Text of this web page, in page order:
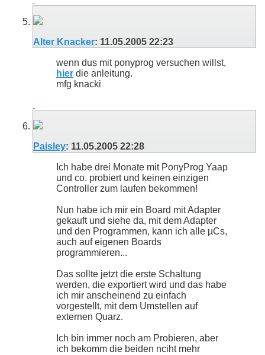
Alter Knacker: 11.05.2005 22:23
wenn dus mit ponyprog versuchen willst,
hier die anleitung.
mfg knacki
Paisley: 11.05.2005 22:28
Ich habe drei Monate mit PonyProg Yaap
und co. probiert und keinen einzigen
Controller zum laufen bekommen!
Nun habe ich mir ein Board mit Adapter
gekauft und siehe da, mit dem Adapter
und den Programmen, kann ich alle µCs,
auch auf eigenen Boards
programmieren...
Das sollte jetzt die erste Schaltung
werden, die exportiert wird und das habe
ich mir anscheinend zu einfach
vorgestellt, mit dem Umstellen auf
externen Quarz.
Ich bin immer noch am Probieren, aber
ich bekomm die beiden nciht mehr